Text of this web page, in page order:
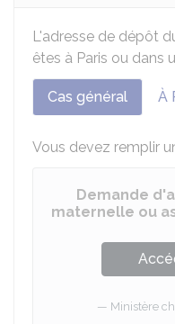
L'adresse de dépôt
êtes à Paris ou dans
Cas général À
Vous devez remplir
Demande
maternelle ou
Ministère